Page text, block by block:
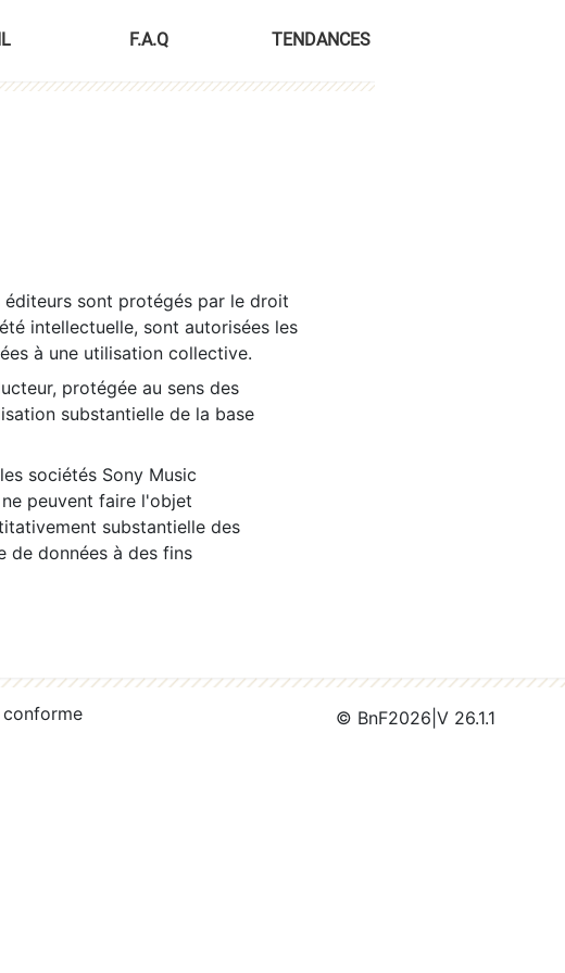
F.A.Q TENDANCES
éditeurs sont protégés par le droit
intellectuelle, sont autorisées les
à une utilisation collective.
protégée au sens des
substantielle de la base
sociétés Sony Music
peuvent faire l'objet
substantielle des
de données à des fins
© BnF2026 V 26.1.1